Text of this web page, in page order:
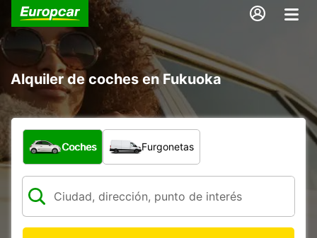
Alquiler de coches en Fukuoka
¿Qué tipo de vehículo?
Coches Furgonetas